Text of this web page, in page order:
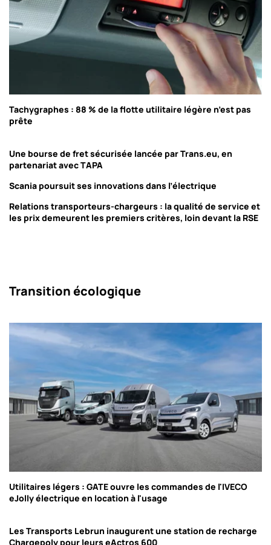
Tachygraphes : 88 % de la flotte utilitaire légère n’est pas
prête
Une bourse de fret sécurisée lancée par Trans.eu, en
partenariat avec TAPA
Scania poursuit ses innovations dans l’électrique
Relations transporteurs-chargeurs : la qualité de service et
les prix demeurent les premiers critères, loin devant la RSE
Transition écologique
Utilitaires légers : GATE ouvre les commandes de l'IVECO
eJolly électrique en location à l'usage
Les Transports Lebrun inaugurent une station de recharge
Chargepoly pour leurs eActros 600